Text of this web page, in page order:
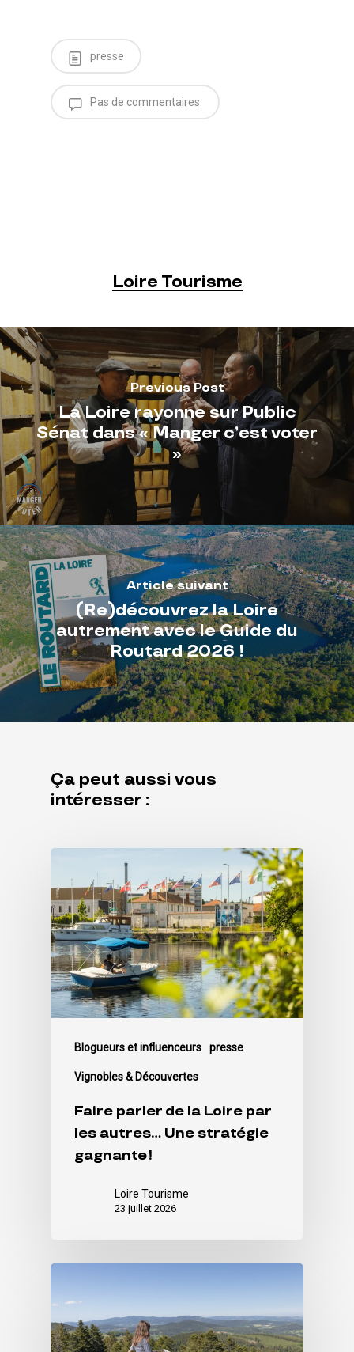
presse
Pas de commentaires.
Loire Tourisme
Previous Post
La Loire rayonne sur Public
Sénat dans « Manger c’est voter
»
Article suivant
(Re)découvrez la Loire
autrement avec le Guide du
Routard 2026 !
Ça peut aussi vous
intéresser :
Blogueurs et influenceurs presse
Vignobles & Découvertes
Faire parler de la Loire par
les autres… Une stratégie
gagnante !
Loire Tourisme
23 juillet 2026